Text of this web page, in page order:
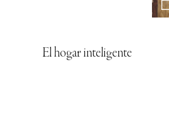
El hogar inteligente